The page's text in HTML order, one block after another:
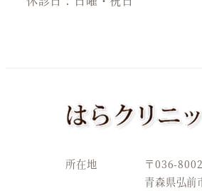
所在地
〒036-8002
青森県弘